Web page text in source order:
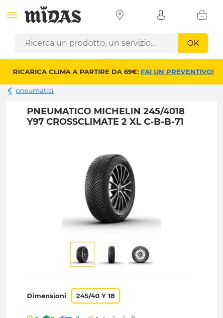
OK
RICARICA CLIMA A PARTIRE DA 69€: FAI UN PREVENTIVO!
pneumatici
PNEUMATICO MICHELIN 245/4018
Y97 CROSSCLIMATE 2 XL C-B-B-71
Dimensioni 245/40 Y 18